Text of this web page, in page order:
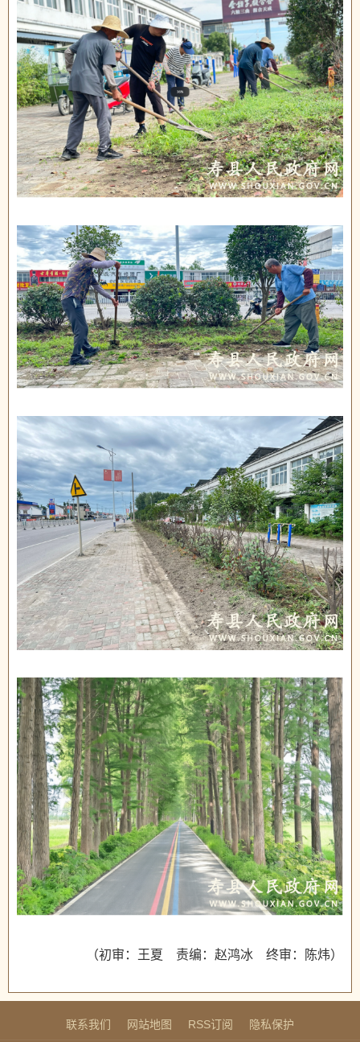
（初审：王夏 责编：赵鸿冰 终审：陈炜）
联系我们 网站地图 RSS订阅 隐私保护